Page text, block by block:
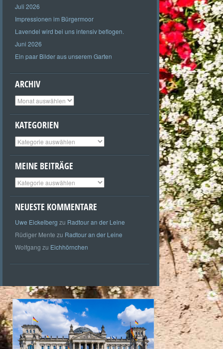
Juli 2026
Impressionen im Bürgermoor
Lavendel wird bei uns intensiv beflogen.
Juni 2026
Ein paar Bilder aus unserem Garten
ARCHIV
Archiv
KATEGORIEN
Kategorien
MEINE BEITRÄGE
Meine
Beiträge
NEUESTE KOMMENTARE
Uwe Eickelberg zu Radtour an der Leine
Rüdiger Mente zu Radtour an der Leine
Wolfgang zu Eichhörnchen